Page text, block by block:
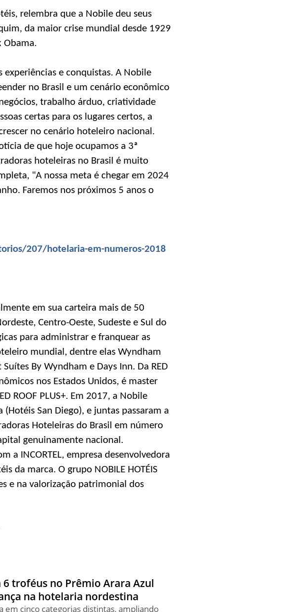
relembra que a Nobile deu seus
da maior crise mundial desde 1929
Obama.
experiências e conquistas. A Nobile
no Brasil e um cenário econômico
trabalho árduo, criatividade
certas para os lugares certos, a
no cenário hoteleiro nacional.
de que hoje ocupamos a 3ª
hoteleiras no Brasil é muito
"A nossa meta é chegar em 2024
Faremos nos próximos 5 anos o
207/hotelaria-em-numeros-2018
em sua carteira mais de 50
Centro-Oeste, Sudeste e Sul do
para administrar e franquear as
mundial, dentre elas Wyndham
By Wyndham e Days Inn. Da RED
nos Estados Unidos, é master
ROOF PLUS+. Em 2017, a Nobile
San Diego), e juntas passaram a
Hoteleiras do Brasil em número
genuinamente nacional.
a INCORTEL, empresa desenvolvedora
da marca. O grupo NOBILE HOTÉIS
e na valorização patrimonial dos
troféus no Prêmio Arara Azul
na hotelaria nordestina
em cinco categorias distintas, ampliando